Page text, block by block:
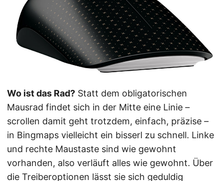
Wo ist das Rad? Statt dem obligatorischen
Mausrad findet sich in der Mitte eine Linie –
scrollen damit geht trotzdem, einfach, präzise –
in Bingmaps vielleicht ein bisserl zu schnell. Linke
und rechte Maustaste sind wie gewohnt
vorhanden, also verläuft alles wie gewohnt. Über
die Treiberoptionen lässt sie sich geduldig